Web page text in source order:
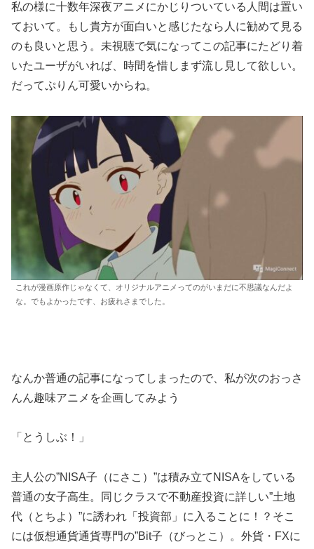
私の様に十数年深夜アニメにかじりついている人間は置い
ておいて。もし貴方が面白いと感じたなら人に勧めて見る
のも良いと思う。未視聴で気になってこの記事にたどり着
いたユーザがいれば、時間を惜しまず流し見して欲しい。
だってぷりん可愛いからね。
これが漫画原作じゃなくて、オリジナルアニメってのがいまだに不思議なんだよ
な。でもよかったです、お疲れさまでした。
なんか普通の記事になってしまったので、私が次のおっさ
んん趣味アニメを企画してみよう
「とうしぶ！」
主人公の”NISA子（にさこ）”は積み立てNISAをしている
普通の女子高生。同じクラスで不動産投資に詳しい”土地
代（とちよ）”に誘われ「投資部」に入ることに！？そこ
には仮想通貨通貨専門の”Bit子（びっとこ）。外貨・FXに